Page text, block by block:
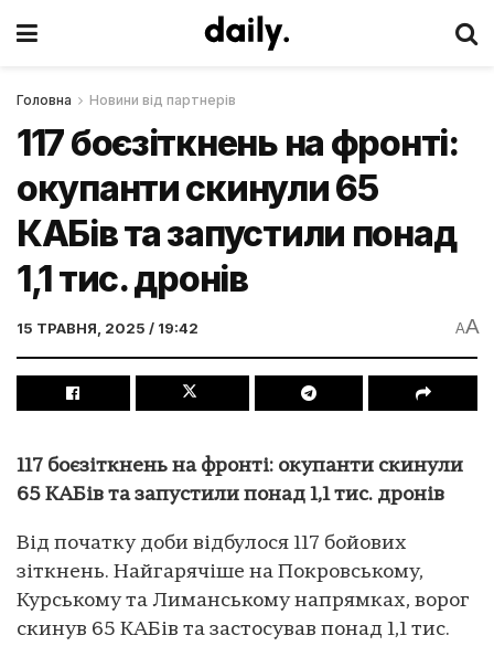
Головна Новини від партнерів
117 боєзіткнень на фронті:
окупанти скинули 65
КАБів та запустили понад
1,1 тис. дронів
15 ТРАВНЯ, 2025 / 19:42 AA
117 боєзіткнень на фронті: окупанти скинули
65 КАБів та запустили понад 1,1 тис. дронів
Від початку доби відбулося 117 бойових
зіткнень. Найгарячіше на Покровському,
Курському та Лиманському напрямках, ворог
скинув 65 КАБів та застосував понад 1,1 тис.